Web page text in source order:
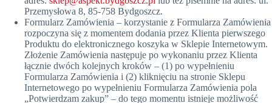
Przemysłowa 8, 85-758 Bydgoszcz.
Formularz Zamówienia – korzystanie z Formularza Zamówienia
rozpoczyna się z momentem dodania przez Klienta pierwszego
Produktu do elektronicznego koszyka w Sklepie Internetowym.
Złożenie Zamówienia następuje po wykonaniu przez Klienta
łącznie dwóch kolejnych kroków – (1) po wypełnieniu
Formularza Zamówienia i (2) kliknięciu na stronie Sklepu
Internetowego po wypełnieniu Formularza Zamówienia pola
„Potwierdzam zakup” – do tego momentu istnieje możliwość